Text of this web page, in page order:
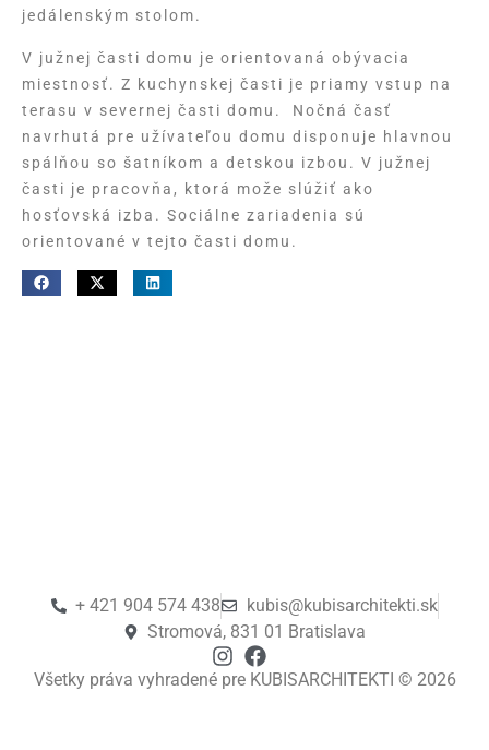
jedálenským stolom.
V južnej časti domu je orientovaná obývacia
miestnosť. Z kuchynskej časti je priamy vstup na
terasu v severnej časti domu. Nočná časť
navrhutá pre užívateľou domu disponuje hlavnou
spálňou so šatníkom a detskou izbou. V južnej
časti je pracovňa, ktorá može slúžiť ako
hosťovská izba. Sociálne zariadenia sú
orientované v tejto časti domu.
+ 421 904 574 438
kubis@kubisarchitekti.sk
Stromová, 831 01 Bratislava
Všetky práva vyhradené pre KUBISARCHITEKTI © 2026